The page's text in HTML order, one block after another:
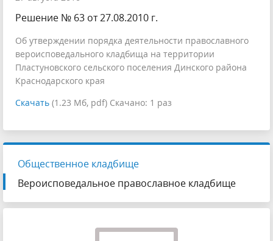
Решение № 63 от 27.08.2010 г.
Об утверждении порядка деятельности православного
вероисповедального кладбища на территории
Пластуновского сельского поселения Динского района
Краснодарского края
Скачать (1.23 Мб, pdf) Скачано: 1 раз
Общественное кладбище
Вероисповедальное православное кладбище